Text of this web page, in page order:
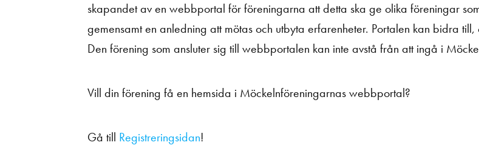
skapandet av en webbportal för föreningarna att detta ska ge olika föreningar
gemensamt en anledning att mötas och utbyta erfarenheter. Portalen kan bidra
Den förening som ansluter sig till webbportalen kan inte avstå från att ingå i
Vill din förening få en hemsida i Möckelnföreningarnas webbportal?
Gå till Registreringsidan!